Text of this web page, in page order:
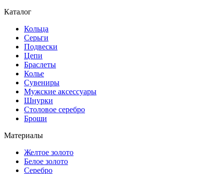
Каталог
Кольца
Серьги
Подвески
Цепи
Браслеты
Колье
Сувениры
Мужские аксессуары
Шнурки
Столовое серебро
Броши
Материалы
Желтое золото
Белое золото
Серебро